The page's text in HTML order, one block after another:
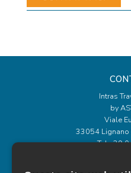
Intras
by
Viale
33054 Lignano
Tel+39